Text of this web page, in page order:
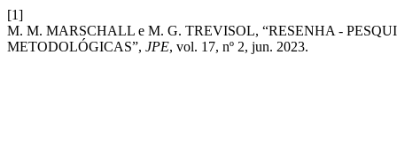
[1]
M. M. MARSCHALL e M. G. TREVISOL, “RESENHA -
METODOLÓGICAS”, JPE, vol. 17, nº 2, jun. 2023.